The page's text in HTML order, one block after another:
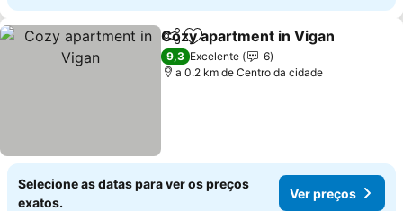
PartilharAdicionar aos favoritos
Cozy apartment in Vigan
9,3 Excelente
6
a 0.2 km de Centro da cidade
Selecione as datas para ver os preços
exatos.
Ver preços